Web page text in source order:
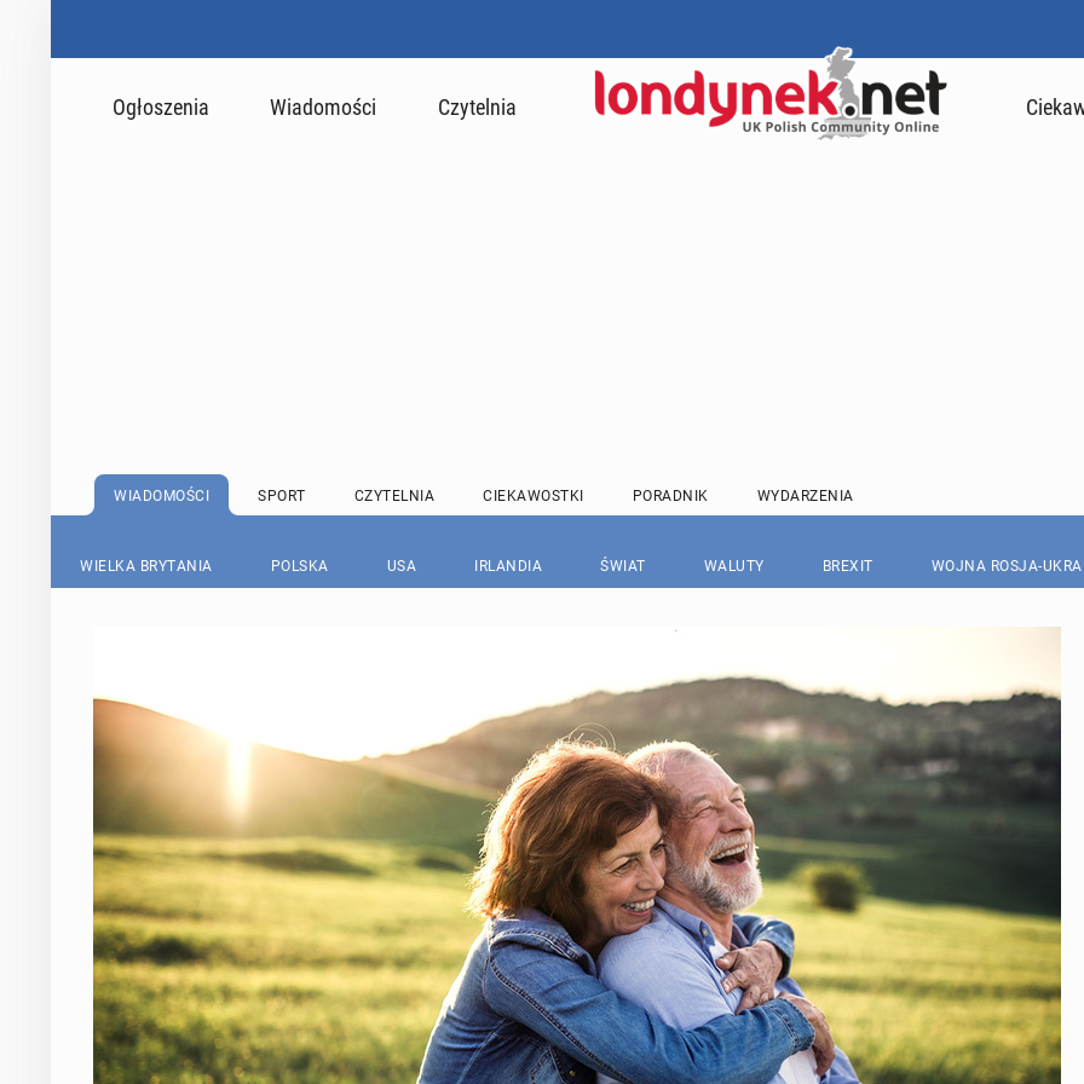
Ogłoszenia Wiadomości Czytelnia
WIADOMOŚCI SPORT CZYTELNIA CIEKAWOSTKI PORADNIK WYDARZENIA
WIELKA BRYTANIA POLSKA USA IRLANDIA ŚWIAT WALUTY BREXIT WOJNA ROSJA-